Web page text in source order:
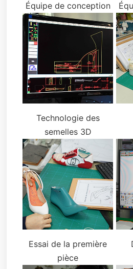
Équipe de conception
Technologie des
semelles 3D
Essai de la première
pièce